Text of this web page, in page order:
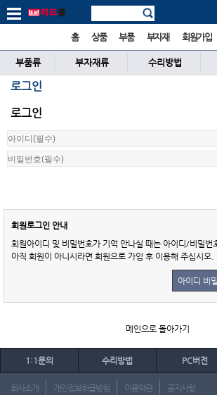
홈 상품 부품 부자재 회원가입
부품류 부자재류 수리방법
로그인
로그인
회원로그인 안내
회원아이디 및 비밀번호가 기억 안나실 때는 아이디/비밀번
아직 회원이 아니시라면 회원으로 가입 후 이용해 주십시오.
아이디 비
메인으로 돌아가기
1:1문의 수리방법 PC버전
회사소개 개인정보취급방침 이용약관 공지사항